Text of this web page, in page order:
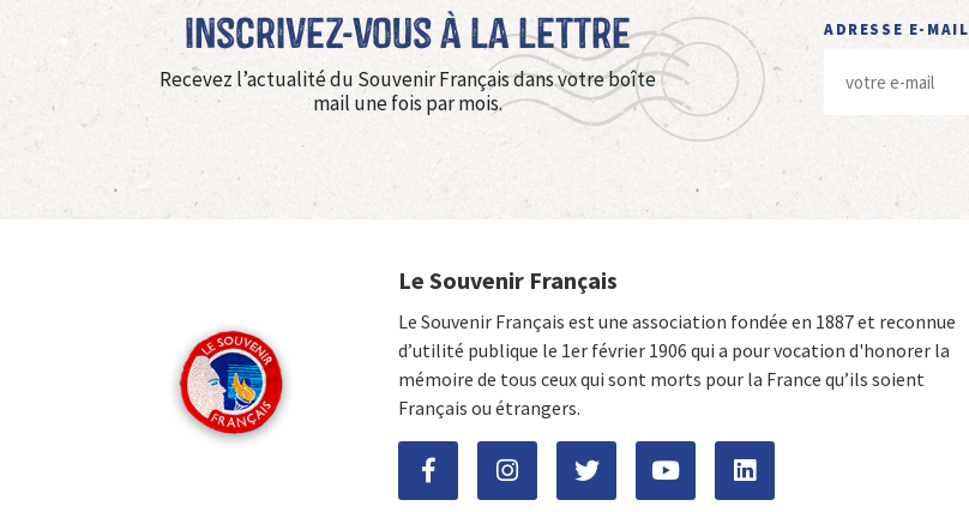
Inscrivez-vous à La Lettre
Recevez l’actualité du Souvenir Français dans votre boîte
mail une fois par mois.
ADRESSE E-MAIL
Le Souvenir Français
Le Souvenir Français est une association fondée en 1887 et reconnue
d’utilité publique le 1er février 1906 qui a pour vocation d'honorer la
mémoire de tous ceux qui sont morts pour la France qu’ils soient
Français ou étrangers.